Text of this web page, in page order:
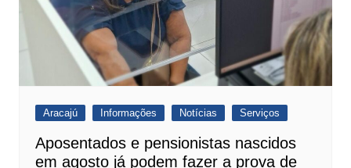
Aracajú Informações Notícias Serviços
Aposentados e pensionistas nascidos
em agosto já podem fazer a prova de